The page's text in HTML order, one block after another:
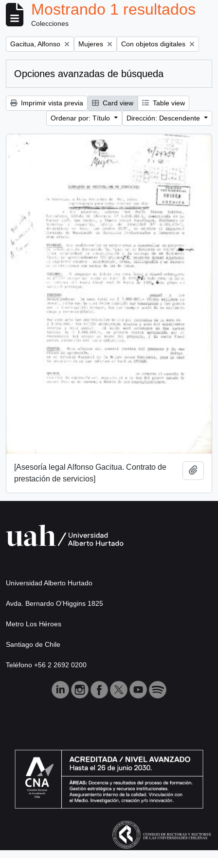
Mostrando 1 resultados
Colecciones
Remove filter:
Gacitua, Alfonso Remove filter:
Mujeres Remove filter:
Con objetos digitales
Opciones avanzadas de búsqueda
Imprimir vista previa Card view
Table view
Ordenar por: Título
Dirección: Descendente
[Asesoría legal Alfonso Gacitua. Contrato de
prestación de servicios]
Universidad Alberto Hurtado
Avda. Bernardo O’Higgins 1825
Metro Los Héroes
Santiago de Chile
Teléfono +56 2 2692 0200